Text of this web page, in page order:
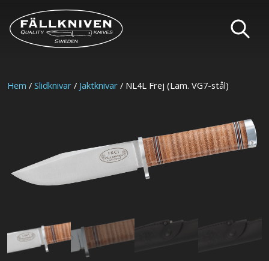
Hem / Slidknivar / Jaktknivar / NL4L Frej (Lam. VG7-stål)